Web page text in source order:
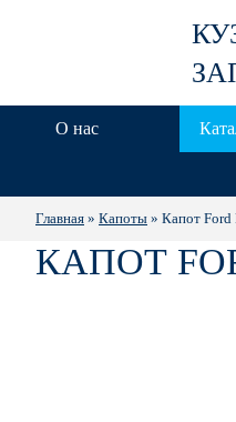
О нас
Главная » Капоты » Капот Ford
КАПОТ